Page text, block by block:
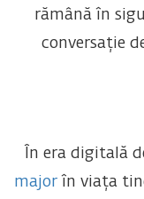
rămână în
conversație
În era digitală
majorîn viața